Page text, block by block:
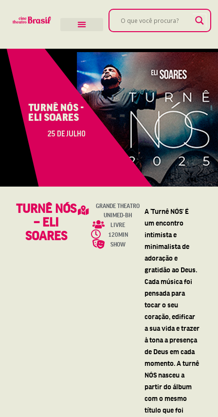
TURNÊ NÓS
– ELI
SOARES
GRANDE THEATRO
UNIMED-BH
LIVRE
120MIN
SHOW
A ‘Turnê NÓS’ É
um encontro
intimista e
minimalista de
adoração e
gratidão ao Deus.
Cada música foi
pensada para
tocar o seu
coração, edificar
a sua vida e trazer
à tona a presença
de Deus em cada
momento. A turnê
NÓS nasceu a
partir do álbum
com o mesmo
título que foi